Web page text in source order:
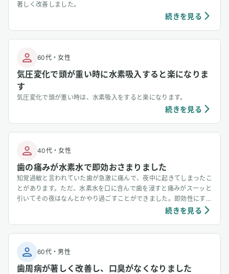
著しく改善しました。
続きを見る
60代・女性
気圧変化で頭が重い時に水素吸入すると楽になりま
す
気圧変化で頭が重い時は、水素吸入をすると楽になります。
続きを見る
40代・女性
歯の痛みが水素水で即効おさまりました
知覚過敏と言われていた歯が急激に痛んで、夜中に起きてしまったこ
とがあります。ただ、水素水を口に含んで歯を浸すと痛みがスーッと
引いてその夜はなんとかやり過ごすことができました。即効性にすご
続きを見る
60代・男性
歯周病が著しく改善し、口臭がなくなりました